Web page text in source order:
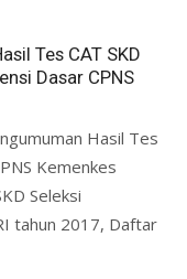
Tes CAT SKD
Dasar CPNS
Hasil Tes
Kemenkes
Seleksi
tahun 2017, Daftar